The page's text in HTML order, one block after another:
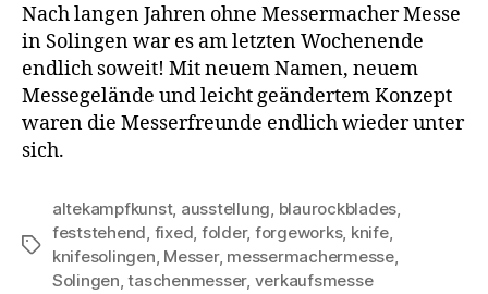
Nach langen Jahren ohne Messermacher Messe
in Solingen war es am letzten Wochenende
endlich soweit! Mit neuem Namen, neuem
Messegelände und leicht geändertem Konzept
waren die Messerfreunde endlich wieder unter
sich.
Schlagwörter
altekampfkunst, ausstellung blaurockblades
feststehend fixed folder, forgeworks, knife,
knifesolingen Messer, messermachermesse,
Solingen ,taschenmesser, verkaufsmesse